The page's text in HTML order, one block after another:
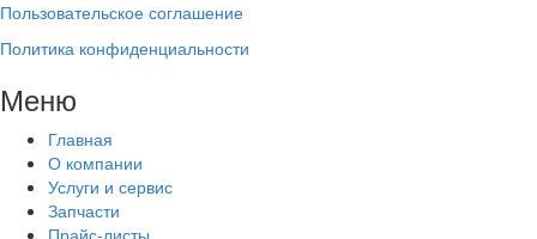
Пользовательское соглашение
Политика конфиденциальности
Меню
Главная
О компании
Услуги и сервис
Запчасти
Прайс-листы